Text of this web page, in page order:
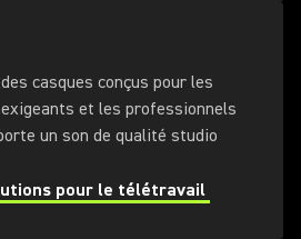
casques conçus pour les
et les professionnels
un son de qualité studio
pour le télétravail